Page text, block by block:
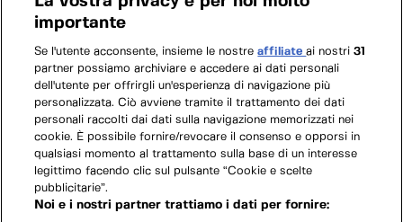
importante
Se l'utente acconsente, insieme le nostreaffiliateai nostri31
partner possiamo archiviare e accedere ai dati personali
dell'utente per offrirgli un'esperienza di navigazione più
personalizzata. Ciò avviene tramite il trattamento dei dati
personali raccolti dai dati sulla navigazione memorizzati nei
cookie. È possibile fornire/revocare il consenso e opporsi in
qualsiasi momento al trattamento sulla base di un interesse
legittimo facendo clic sul pulsante “Cookie e scelte
pubblicitarie”.
Noi e i nostri partner trattiamo i dati per fornire: